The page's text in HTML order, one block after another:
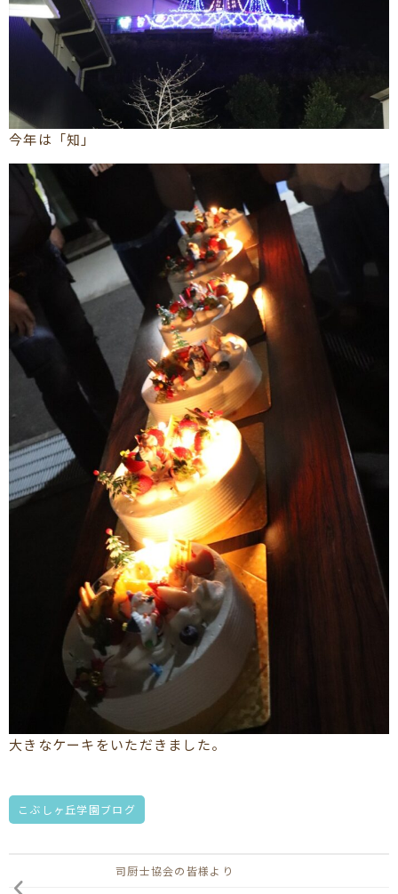
今年は「知」
大きなケーキをいただきました。
こぶしヶ丘学園ブログ
司厨士協会の皆様より